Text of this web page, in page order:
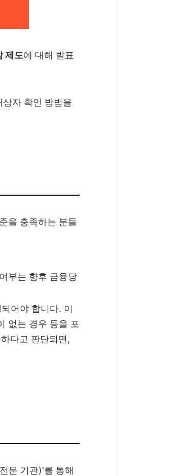
제도에 대해 발표
자 확인 방법을
을 충족하는 분들
부는 향후 금융당
되어야 합니다. 이
없는 경우 등을 포
다고 판단되면,
문 기관)'를 통해